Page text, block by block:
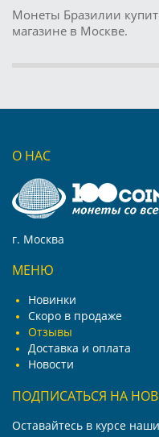
Монеты Бразилии
магазине в Москве.
О НАС
г. Москва
МЕНЮ
Новинки
Скоро в продаже
Отзывы
Доставка и оплата
Новости
ПОДПИСАТЬСЯ НА
Оставайтесь в курсе